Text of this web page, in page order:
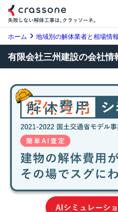
ホーム 地域別の解体業者と相場情報
有限会社三州建設の会社情